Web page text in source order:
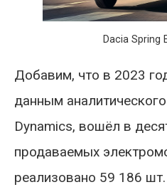
Dacia Spring
Добавим, что в 2023
данным
Dynamics, вошёл в
продаваемых
реализовано 59 186